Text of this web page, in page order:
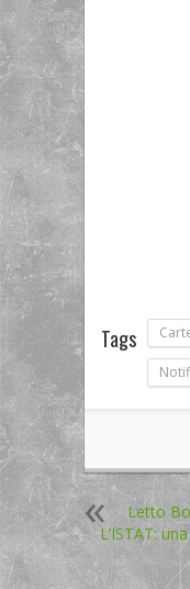
Tags
Letto
L’ISTAT: